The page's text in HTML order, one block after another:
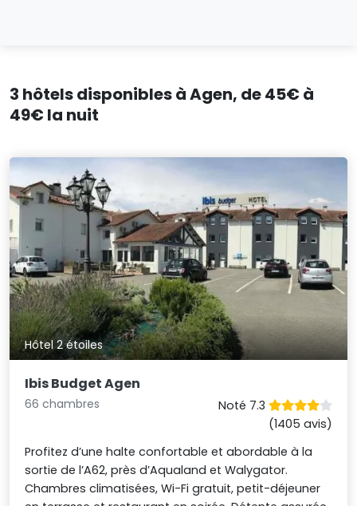
3 hôtels disponibles à Agen, de 45€ à
49€ la nuit
Hôtel 2 étoiles
Ibis Budget Agen
66 chambres
Noté 7.3
(1405 avis)
Profitez d’une halte confortable et abordable à la
sortie de l’A62, près d’Aqualand et Walygator.
Chambres climatisées, Wi-Fi gratuit, petit-déjeuner